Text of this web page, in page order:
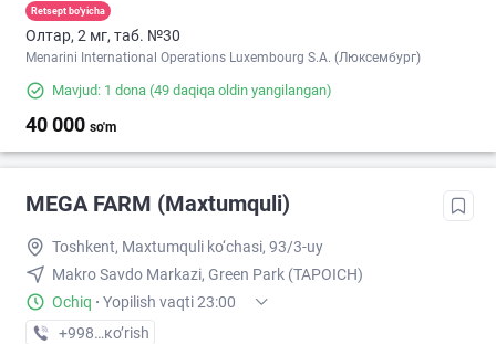
Retsept bo'yicha
Олтар, 2 мг, таб. №30
Menarini International Operations Luxembourg S.A. (Люксембург)
Mavjud: 1 dona (49 daqiqa oldin yangilangan)
40 000 so'm
MEGA FARM (Maxtumquli)
Toshkent, Maxtumquli ko‘chasi, 93/3-uy
Makro Savdo Markazi, Green Park (TAPOICH)
Ochiq · Yopilish vaqti 23:00
+998 (55) XXX-XX-XX
кo’rish